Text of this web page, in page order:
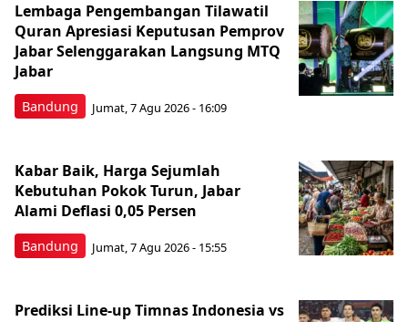
Bandung
Lembaga Pengembangan Tilawatil
Quran Apresiasi Keputusan Pemprov
Jabar Selenggarakan Langsung MTQ
Jabar
Jumat, 7 Agu 2026 - 16:09
Bandung
Kabar Baik, Harga Sejumlah
Kebutuhan Pokok Turun, Jabar
Alami Deflasi 0,05 Persen
Jumat, 7 Agu 2026 - 15:55
Prediksi Line-up Timnas Indonesia vs